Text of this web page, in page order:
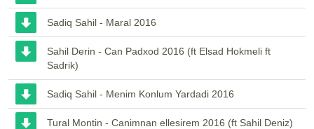
Sadiq Sahil - Maral 2016
Sahil Derin - Can Padxod 2016 (ft Elsad Hokmeli ft
Sadrik)
Sadiq Sahil - Menim Konlum Yardadi 2016
Tural Montin - Canimnan ellesirem 2016 (ft Sahil Deniz)